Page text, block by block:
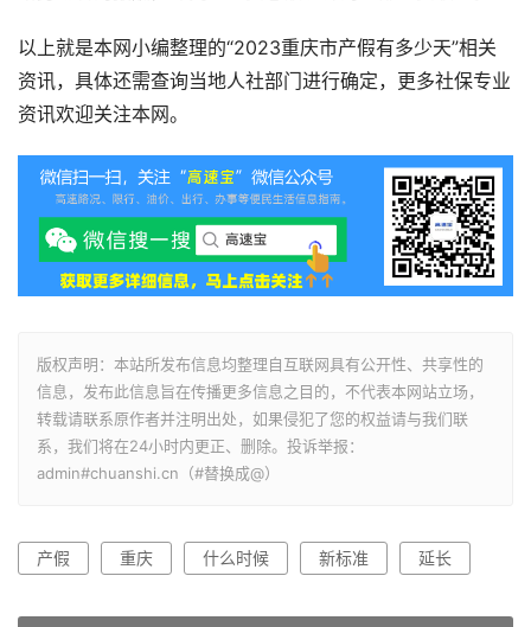
以上就是本网小编整理的“2023重庆市产假有多少天”相关
资讯，具体还需查询当地人社部门进行确定，更多社保专业
资讯欢迎关注本网。
版权声明：本站所发布信息均整理自互联网具有公开性、共享性的
信息，发布此信息旨在传播更多信息之目的，不代表本网站立场，
转载请联系原作者并注明出处，如果侵犯了您的权益请与我们联
系，我们将在24小时内更正、删除。投诉举报：
admin#chuanshi.cn（#替换成@）
产假 重庆 什么时候 新标准 延长